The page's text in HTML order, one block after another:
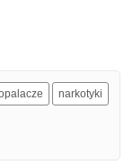
narkotyki